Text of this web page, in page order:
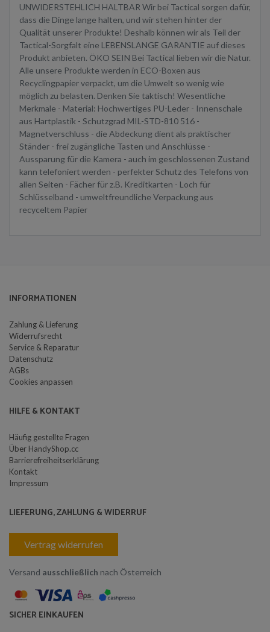
UNWIDERSTEHLICH HALTBAR Wir bei Tactical sorgen dafür,
dass die Dinge lange halten, und wir stehen hinter der
Qualität unserer Produkte! Deshalb können wir als Teil der
Tactical-Sorgfalt eine LEBENSLANGE GARANTIE auf dieses
Produkt anbieten. ÖKO SEIN Bei Tactical lieben wir die Natur.
Alle unsere Produkte werden in ECO-Boxen aus
Recyclingpapier verpackt, um die Umwelt so wenig wie
möglich zu belasten. Denken Sie taktisch! Wesentliche
Merkmale - Material: Hochwertiges PU-Leder - Innenschale
aus Hartplastik - Schutzgrad MIL-STD-810 516 -
Magnetverschluss - die Abdeckung dient als praktischer
Ständer - frei zugängliche Tasten und Anschlüsse -
Aussparung für die Kamera - auch im geschlossenen Zustand
kann telefoniert werden - perfekter Schutz des Telefons von
allen Seiten - Fächer für z.B. Kreditkarten - Loch für
Schlüsselband - umweltfreundliche Verpackung aus
recyceltem Papier
INFORMATIONEN
Zahlung & Lieferung
Widerrufsrecht
Service & Reparatur
Datenschutz
AGBs
Cookies anpassen
HILFE & KONTAKT
Häufig gestellte Fragen
Über HandyShop.cc
Barrierefreiheitserklärung
Kontakt
Impressum
LIEFERUNG, ZAHLUNG & WIDERRUF
Vertrag widerrufen
Versand ausschließlich nach Österreich
SICHER EINKAUFEN